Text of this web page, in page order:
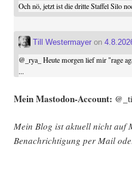
Och nö, jetzt ist die dritte Staffel Silo
Till Westermayeron
@ _rya_ Heute morgen lief mir "rage
...
Mein Mast­o­don-Account:
Mein Blog ist aktu­ell nicht auf
Benach­rich­ti­gung per Mail